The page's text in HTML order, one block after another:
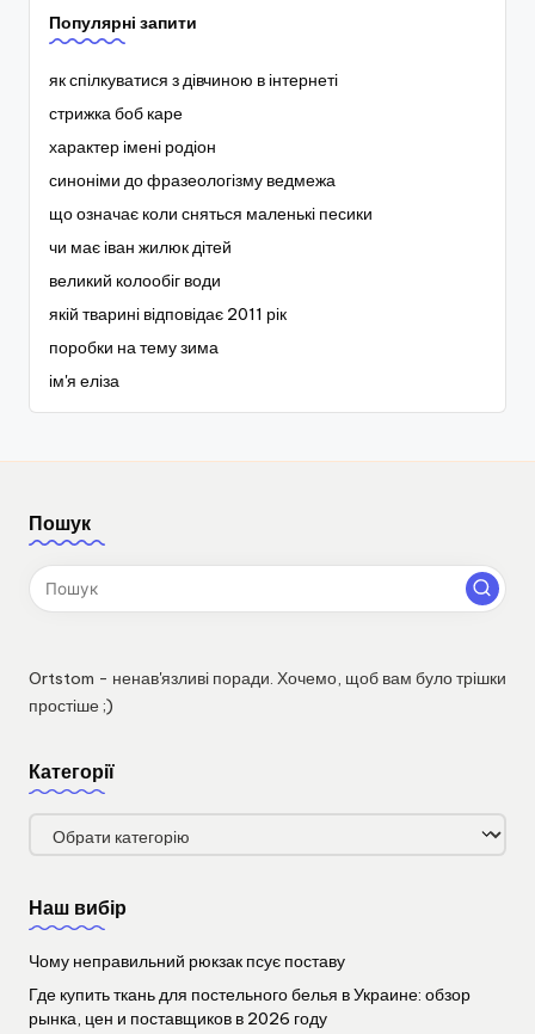
Популярні запити
як спілкуватися з дівчиною в інтернеті
стрижка боб каре
характер імені родіон
синоніми до фразеологізму ведмежа
що означає коли сняться маленькі песики
чи має іван жилюк дітей
великий колообіг води
якій тварині відповідає 2011 рік
поробки на тему зима
ім'я еліза
Пошук
Ortstom - ненав'язливі поради. Хочемо, щоб вам було трішки
простіше ;)
Категорії
Категорії
Наш вибір
Чому неправильний рюкзак псує поставу
Где купить ткань для постельного белья в Украине: обзор
рынка, цен и поставщиков в 2026 году